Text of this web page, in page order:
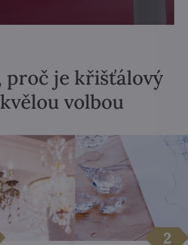
proč je křišťálový
volbou